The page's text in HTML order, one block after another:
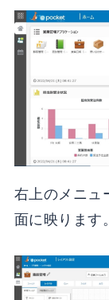
右上のメニュ
面に映ります。